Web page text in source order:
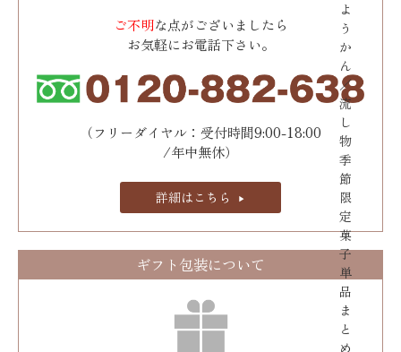
よ
う
か
ん
／
流
し
物
季
節
限
定
菓
子
単
品
ま
と
め
ご不明な点がございましたら
お気軽にお電話下さい。
（フリーダイヤル：受付時間9:00-18:00
/年中無休）
詳細はこちら
ギフト包装について